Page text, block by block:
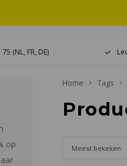
(NL, FR, DE)
op
Home Tags
Meest bekeken